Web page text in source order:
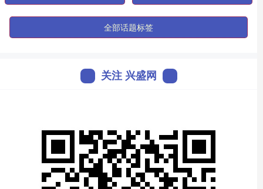
全部话题标签
关注 兴盛网